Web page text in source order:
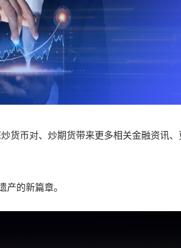
货币对、炒期货带来更多相关金融资讯
的新篇章。